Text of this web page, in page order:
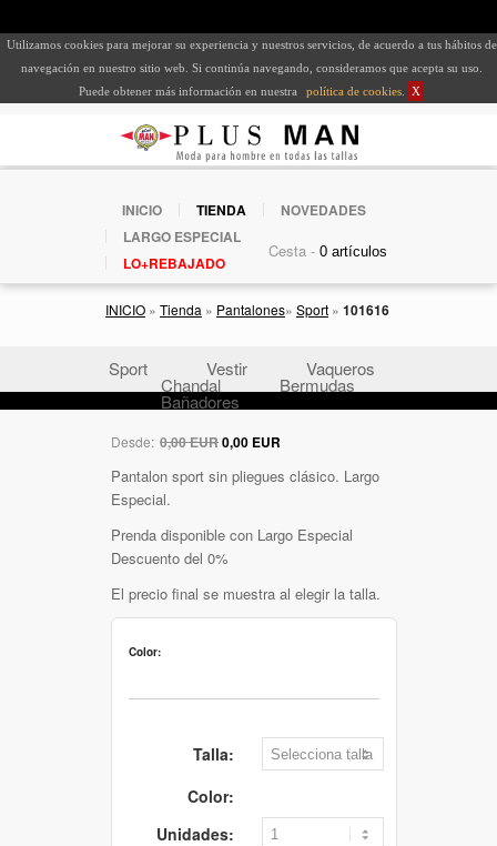
Utilizamos cookies para mejorar su experiencia y nuestros servicios, de acuerdo a tus hábitos de
navegación en nuestro sitio web. Si continúa navegando, consideramos que acepta su uso.
Puede obtener más información en nuestra
política de cookies X
INICIO TIENDA
NOVEDADES
LARGO ESPECIAL
LO+REBAJADO
Cesta -
INICIO » Tienda » Pantalones» Sport » 101616
Sport Vestir Vaqueros
Chandal Bermudas
Bañadores
Desde: 0,00 EUR0,00 EUR
Pantalon sport sin pliegues clásico. Largo
Especial.
Prenda disponible con Largo Especial
Descuento del 0%
El precio final se muestra al elegir la talla.
Color:
Talla:
Color:
Unidades: